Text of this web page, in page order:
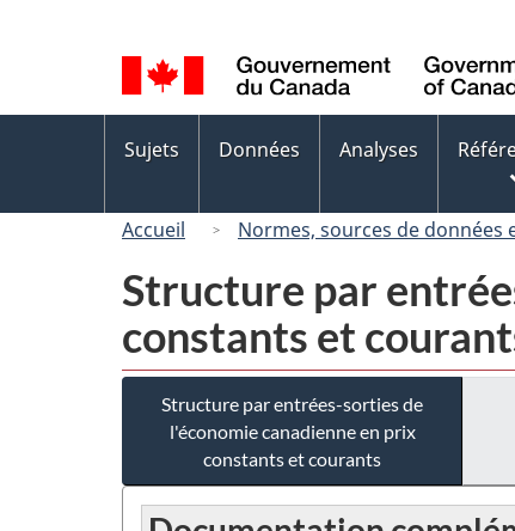
de
la
langue
des
Sujets Données Analyses
Accueil Normes, sources de données
Structure par
constants et
Structure par entrées-sorties de
l'économie canadienne en prix
constants et courants